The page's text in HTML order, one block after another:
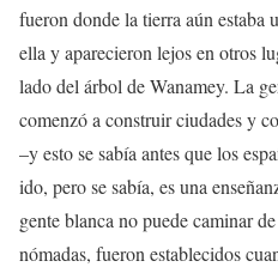
fueron donde la tierra aún estaba
ella y aparecieron lejos en otros
lado del árbol de Wanamey. La
comenzó a construir ciudades y
–y esto se sabía antes que los
ido, pero se sabía, es una
gente blanca no puede caminar
nómadas, fueron establecidos